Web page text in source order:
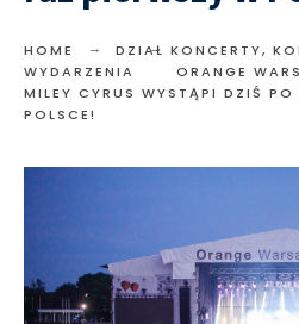
HOME DZIAŁ KONCERTY,
WYDARZENIA
ORANGE
MILEY CYRUS WYSTĄPI DZIŚ PO
POLSCE!